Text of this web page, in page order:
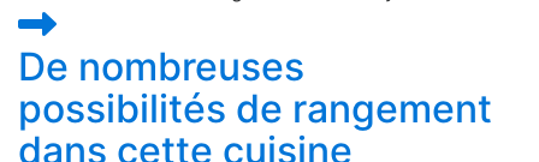
De nombreuses
possibilités de rangement
dans cette cuisine